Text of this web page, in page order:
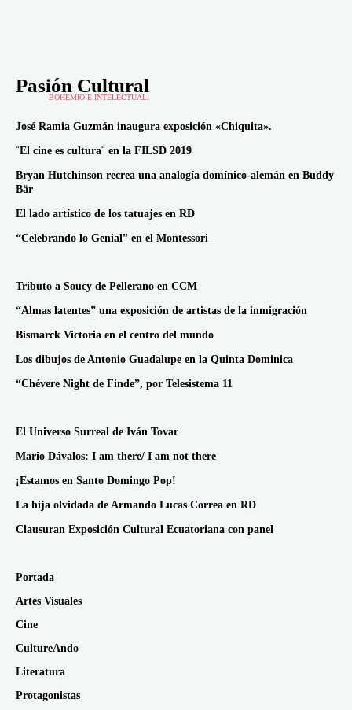
Pasión Cultural
BOHEMIO E INTELECTUAL!
José Ramia Guzmán inaugura exposición «Chiquita».
¨El cine es cultura¨ en la FILSD 2019
Bryan Hutchinson recrea una analogía domínico-alemán en Buddy
Bär
El lado artístico de los tatuajes en RD
“Celebrando lo Genial” en el Montessori
Tributo a Soucy de Pellerano en CCM
“Almas latentes” una exposición de artistas de la inmigración
Bismarck Victoria en el centro del mundo
Los dibujos de Antonio Guadalupe en la Quinta Dominica
“Chévere Night de Finde”, por Telesistema 11
El Universo Surreal de Iván Tovar
Mario Dávalos: I am there/ I am not there
¡Estamos en Santo Domingo Pop!
La hija olvidada de Armando Lucas Correa en RD
Clausuran Exposición Cultural Ecuatoriana con panel
Portada
Artes Visuales
Cine
CultureAndo
Literatura
Protagonistas